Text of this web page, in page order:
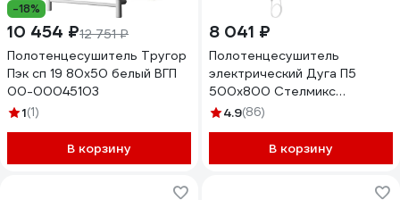
-18%
10 454 ₽12 751 ₽
Полотенцесушитель Тругор
Пэк сп 19 80x50 белый ВГП
00-00045103
1(1)
В корзину
8 041 ₽
Полотенцесушитель
электрический Дуга П5
500x800 Стелмикс
4670078543059
4.9(86)
В корзину